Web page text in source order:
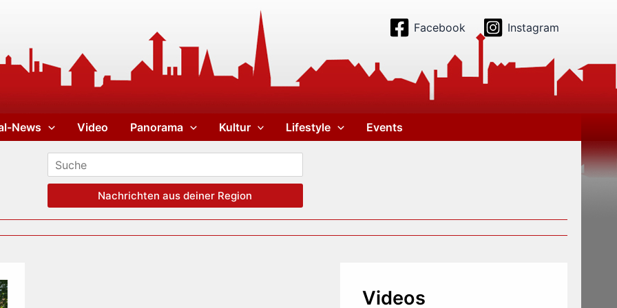
Facebook Instagram
News Video Panorama Kultur Lifestyle Events
Nachrichten aus deiner Region
Videos